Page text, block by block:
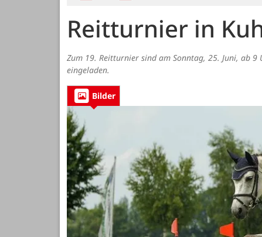
Reitturnier in
Zum 19. Reitturnier sind am Sonntag, 25. Juni, ab
eingeladen.
Bilder